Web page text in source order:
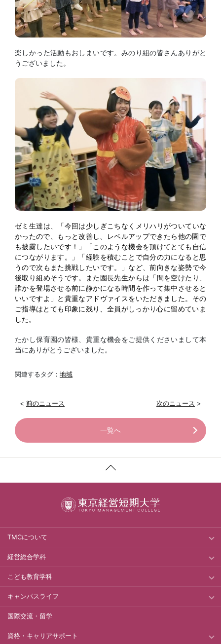
楽しかった活動もおしまいです。みのり組の皆さんありがと
うございました。
ゼミ生達は、「今回は少しぎこちなくメリハリがついていな
かったので、もっと改善し、レベルアップできたら他の園で
も披露したいです！」「このような機会を頂けてとても自信
につながります。」「経験を積むことで自分の力になると思
うので次もまた挑戦したいです。」など、前向きな姿勢で今
後取り組めそうです。また園長先生からは「間を空けたり、
誰かを登場させる前に静かになる時間を作って集中させると
いいですよ」と貴重なアドヴァイスをいただきました。その
ご指導はとても印象に残り、全員がしっかり心に留めていま
した。
たかし保育園の皆様、貴重な機会をご提供くださいまして本
当にありがとうございました。
関連するタグ： 地域
< 前のニュース 次のニュース >
一覧へ
TMCについて
経営総合学科
こども教育学科
キャンパスライフ
国際交流・留学
資格・キャリアサポート